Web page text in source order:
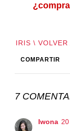
IRIS \ VOLVER
COMPARTIR
7
Iwona